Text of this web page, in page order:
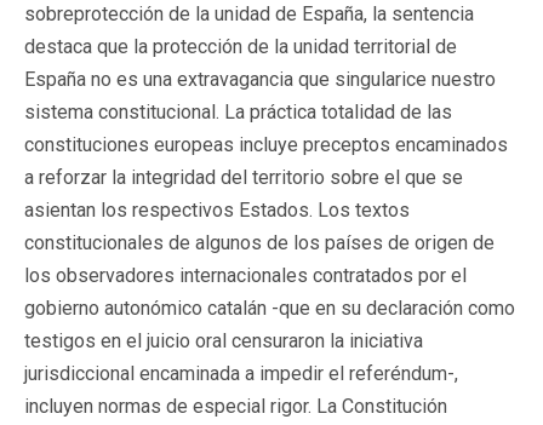
sobreprotección de la unidad de España, la sentencia
destaca que la protección de la unidad territorial de
España no es una extravagancia que singularice nuestro
sistema constitucional. La práctica totalidad de las
constituciones europeas incluye preceptos encaminados
a reforzar la integridad del territorio sobre el que se
asientan los respectivos Estados. Los textos
constitucionales de algunos de los países de origen de
los observadores internacionales contratados por el
gobierno autonómico catalán -que en su declaración como
testigos en el juicio oral censuraron la iniciativa
jurisdiccional encaminada a impedir el referéndum-,
incluyen normas de especial rigor. La Constitución